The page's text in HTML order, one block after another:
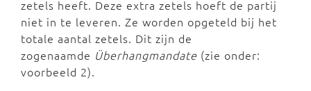
zetels heeft. Deze extra zetels hoeft de partij
niet in te leveren. Ze worden opgeteld bij het
totale aantal zetels. Dit zijn de
zogenaamde Überhangmandate (zie onder:
voorbeeld 2).